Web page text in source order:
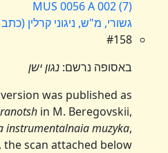
MUS 0056 A 002 (7)
גשורי, מ"ש, ניגוני קרלין
#158
באסופה נרשם:נגון ישן
version was published as
in M. Beregovskii,
instrumentalnaia muzyka
the scan attached below